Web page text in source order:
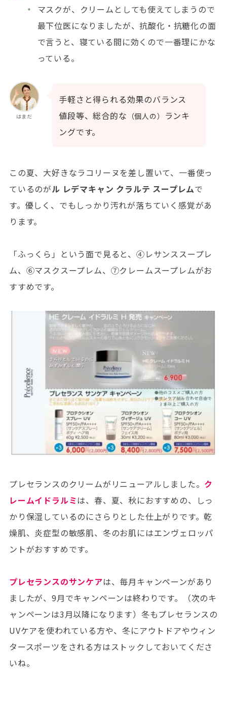
マスクが、クリームとしても使えてしまうので
最下位医になりましたが、抗酸化・抗糖化の面
で言うと、寝ている間に効くので一番理にかな
っている。
はまだ
手軽さと得られる効果のバランス
値段等、総合的な （個人の）
ランキ
ングです。
この夏、大好きなラコリーヌを差し置いて、一番使っ
ているのがル レデマキャン クラルテ スープレムで
す。優しく、でもしっかり汚れが落ちていく感覚があ
ります。
「ふっくら」という面で見ると、④レサンススープレ
ム、⑥マスクスープレム、⑦クレームスープレムがお
すすめです。
プレセランスのクリームがリニューアルしました。 ク
レームイドラルミは、春、夏、秋におすすめの、しっ
かり保湿しているのにさらりとした仕上がりです。乾
燥肌、炎症型の敏感肌、冬のお肌にはエンヴェロッパ
ントがおすすめです。
プレセランスのサンケアは、毎月キャンペーンがあり
ましたが、9月でキャンペーンは終わりです。（次のキ
ャンペーンは3月以降になります）冬もプレセランスの
UVケアを使われている方や、冬にアウトドアやウィン
タースポーツをされる方はストックしておいてくださ
いね。